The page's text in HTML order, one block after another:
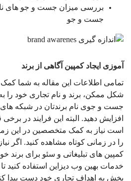
بررسی میزان جست و جو های
جست و جو
آموزی ایجاد کمپین آگاهی از برند
تمامی اطلاعات این مقاله به شما کمک
شکل ممکن، برند و نام تجاری خود را
جست و جوی نام برندتان در شبکه های
افزایش دهید. البته این فرایند در
است نیاز به کمک متخصصین در این
را در زمانی کوتاه مشاهده کنید. اگر
کمپین های تبلیغاتی و سئو برای برند
خدمات بهین وب دیزاین استفاده کنید
بخش به اهداف تجاری خود دست پیدا